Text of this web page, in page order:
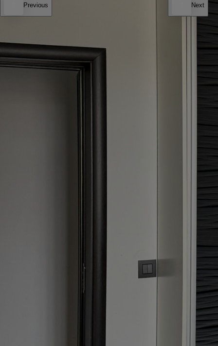
Previous Next